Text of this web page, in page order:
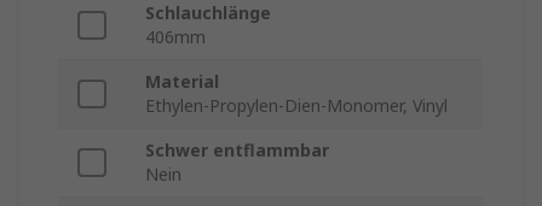
Schlauchlänge
406mm
Material
Ethylen-Propylen-Dien-Monomer, Vinyl
Schwer entflammbar
Nein